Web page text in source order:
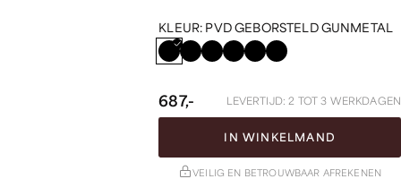
KLEUR: PVD GEBORSTELD GUNMETAL
687,- LEVERTIJD: 2 TOT 3 WERKDAGEN
IN WINKELMAND
VEILIG EN BETROUWBAAR AFREKENEN